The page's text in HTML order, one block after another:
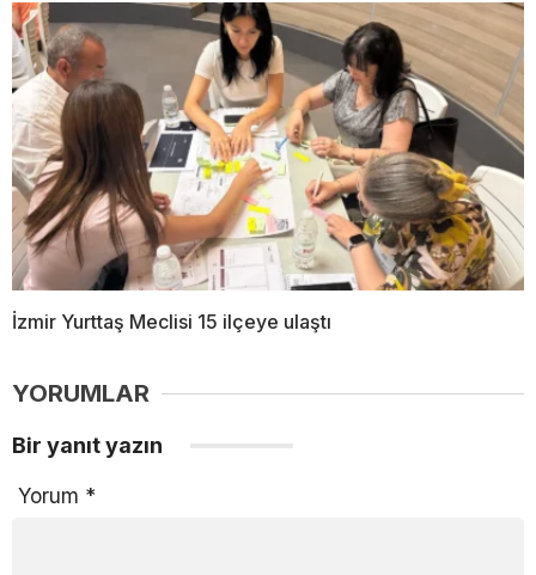
İzmir Yurttaş Meclisi 15 ilçeye ulaştı
YORUMLAR
Bir yanıt yazın
Yorum *